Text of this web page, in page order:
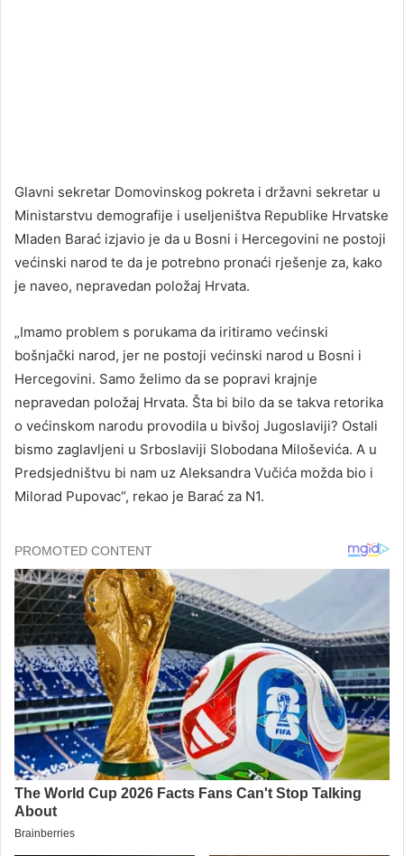
Glavni sekretar Domovinskog pokreta i državni sekretar u
Ministarstvu demografije i useljeništva Republike Hrvatske
Mladen Barać izjavio je da u Bosni i Hercegovini ne postoji
većinski narod te da je potrebno pronaći rješenje za, kako
je naveo, nepravedan položaj Hrvata.
„Imamo problem s porukama da iritiramo većinski
bošnjački narod, jer ne postoji većinski narod u Bosni i
Hercegovini. Samo želimo da se popravi krajnje
nepravedan položaj Hrvata. Šta bi bilo da se takva retorika
o većinskom narodu provodila u bivšoj Jugoslaviji? Ostali
bismo zaglavljeni u Srboslaviji Slobodana Miloševića. A u
Predsjedništvu bi nam uz Aleksandra Vučića možda bio i
Milorad Pupovac“, rekao je Barać za N1.